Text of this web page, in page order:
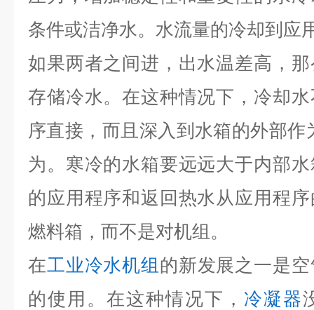
条件或洁净水。水流量的冷却到应
如果两者之间进，出水温差高，
存储冷水。在这种情况下，冷却
序直接，而且深入到水箱的外部作
为。寒冷的水箱要远远大于内部
的应用程序和返回热水从应用程
燃料箱，而不是对机组。
在工业冷水机组 的新发展之一是
的使用。在这种情况下， 冷凝器